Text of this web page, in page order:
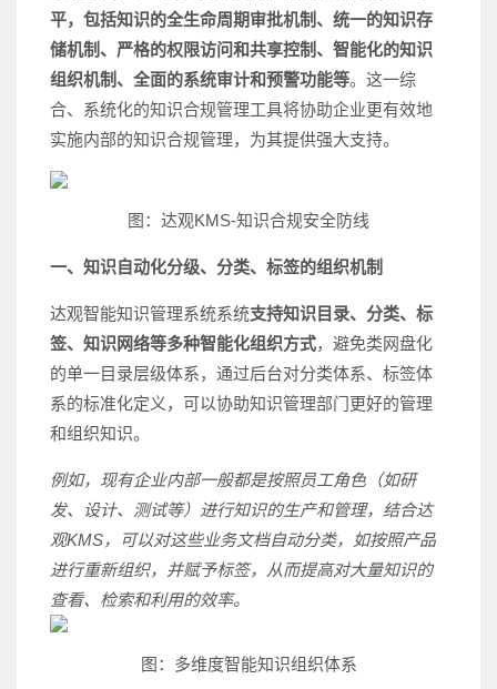
平，包括知识的全生命周期审批机制、统一的知识存
储机制、严格的权限访问和共享控制、智能化的知识
组织机制、全面的系统审计和预警功能等。这一综
合、系统化的知识合规管理工具将协助企业更有效地
实施内部的知识合规管理，为其提供强大支持。
图：达观KMS-知识合规安全防线
一、 知识自动化分级、分类、标签的组织机制
达观智能知识管理系统系统支持知识目录、分类、标
签、知识网络等多种智能化组织方式，避免类网盘化
的单一目录层级体系，通过后台对分类体系、标签体
系的标准化定义，可以协助知识管理部门更好的管理
和组织知识。
例如，现有企业内部一般都是按照员工角色（如研
发、设计、测试等）进行知识的生产和管理，结合达
观KMS，可以对这些业务文档自动分类，如按照产品
进行重新组织，并赋予标签，从而提高对大量知识的
查看、检索和利用的效率。
图：多维度智能知识组织体系